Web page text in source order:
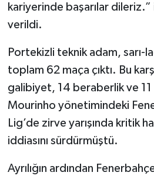
kariyerinde başarılar
verildi.
Portekizli teknik adam, sarı-
toplam 62 maça çıktı. Bu
galibiyet, 14 beraberlik ve 11
Mourinho yönetimindeki
Lig’de zirve yarışında kritik
iddiasını sürdürmüştü.
Ayrılığın ardından